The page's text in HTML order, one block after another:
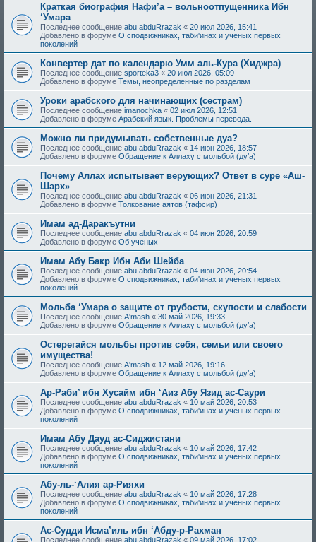
Краткая биография Нафи’а – вольноотпущенника Ибн
‘Умара
Последнее сообщение abu abduRrazak « 20 июл 2026, 15:41
Добавлено в форуме О сподвижниках, таби'инах и ученых первых
поколений
Конвертер дат по календарю Умм аль-Кура (Хиджра)
Последнее сообщение sporteka3 « 20 июл 2026, 05:09
Добавлено в форуме Темы, неопределенные по разделам
Уроки арабского для начинающих (сестрам)
Последнее сообщение imanochka « 02 июл 2026, 12:51
Добавлено в форуме Арабский язык. Проблемы перевода.
Можно ли придумывать собственные дуа?
Последнее сообщение abu abduRrazak « 14 июн 2026, 18:57
Добавлено в форуме Обращение к Аллаху с мольбой (ду’а)
Почему Аллах испытывает верующих? Ответ в суре «Аш-
Шарх»
Последнее сообщение abu abduRrazak « 06 июн 2026, 21:31
Добавлено в форуме Толкование аятов (тафсир)
Имам ад-Даракъутни
Последнее сообщение abu abduRrazak « 04 июн 2026, 20:59
Добавлено в форуме Об ученых
Имам Абу Бакр Ибн Аби Шейба
Последнее сообщение abu abduRrazak « 04 июн 2026, 20:54
Добавлено в форуме О сподвижниках, таби'инах и ученых первых
поколений
Мольба ‘Умара о защите от грубости, скупости и слабости
Последнее сообщение A'mash « 30 май 2026, 19:33
Добавлено в форуме Обращение к Аллаху с мольбой (ду’а)
Остерегайся мольбы против себя, семьи или своего
имущества!
Последнее сообщение A'mash « 12 май 2026, 19:16
Добавлено в форуме Обращение к Аллаху с мольбой (ду’а)
Ар-Раби’ ибн Хусайм ибн ‘Аиз Абу Язид ас-Саури
Последнее сообщение abu abduRrazak « 10 май 2026, 20:53
Добавлено в форуме О сподвижниках, таби'инах и ученых первых
поколений
Имам Абу Дауд ас-Сиджистани
Последнее сообщение abu abduRrazak « 10 май 2026, 17:42
Добавлено в форуме О сподвижниках, таби'инах и ученых первых
поколений
Абу-ль-‘Алия ар-Рияхи
Последнее сообщение abu abduRrazak « 10 май 2026, 17:28
Добавлено в форуме О сподвижниках, таби'инах и ученых первых
поколений
Ас-Судди Исма’иль ибн ‘Абду-р-Рахман
Последнее сообщение abu abduRrazak « 09 май 2026, 17:02